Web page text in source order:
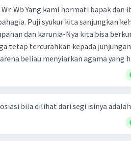
Wb Yang kami hormati bapak dan
Puji syukur kita sanjungkan
dan karunia-Nya kita bisa
tetap tercurahkan kepada
beliau menyiarkan agama yang
oleh Allah swt. Semoga kita sekalian
Amin ya rabbal alamin.
sanak saudara, bahkan juga di
maka terjalinlah di antara kita
bila dilihat dari segi isinya adalah